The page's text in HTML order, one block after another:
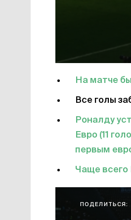
На матче
Все голы
Роналду
Евро (11
первым
Чаще всего
ПОДЕЛИТЬСЯ: